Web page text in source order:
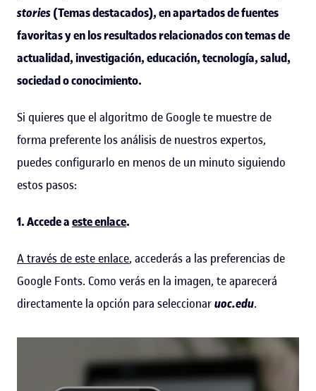
stories(Temas destacados), en apartados de fuentes
favoritas y en los resultados relacionados con temas de
actualidad, investigación, educación, tecnología, salud,
sociedad o conocimiento.
Si quieres que el algoritmo de Google te muestre de
forma preferente los análisis de nuestros expertos,
puedes configurarlo en menos de un minuto siguiendo
estos pasos:
1. Accede aeste enlace.
A través de este enlace, accederás a las preferencias de
Google Fonts. Como verás en la imagen, te aparecerá
directamente la opción para seleccionaruoc.edu.